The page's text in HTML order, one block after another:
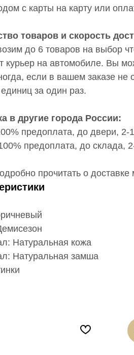
с карты на карту или
товаров и скорость
до 6 товаров на выбор
курьер на автомобиле. Вы
если в вашем заказе
за один раз.
в другие города России:
предоплата, до двери, 2-
предоплата, до склада,
прочитать о
Натуральная кожа
Натуральная замша